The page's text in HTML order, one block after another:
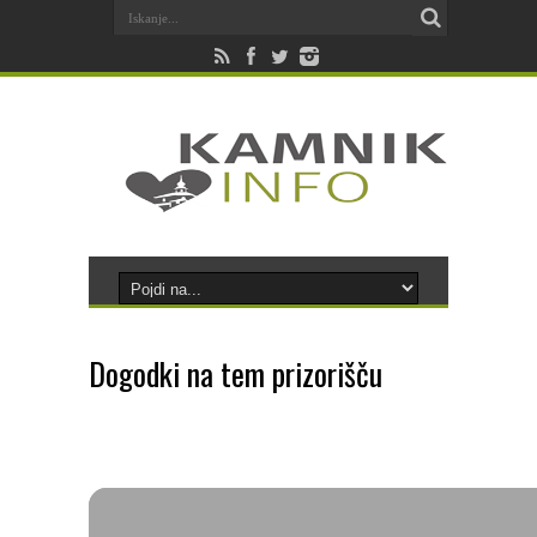
Dogodki na tem prizorišču